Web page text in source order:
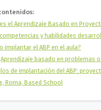
el Aprendizaje Basado en
y habilidades
implantar el ABP en el aula?
basado en problemas
de implantación del ABP:
Roma, Based School